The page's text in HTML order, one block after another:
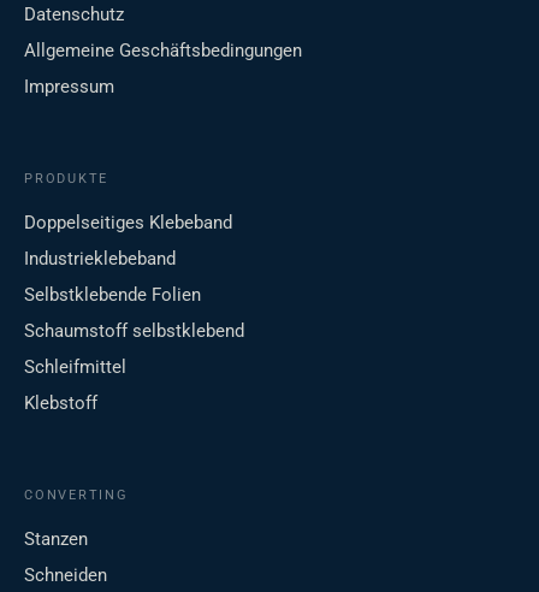
Datenschutz
Allgemeine Geschäftsbedingungen
Impressum
PRODUKTE
Doppelseitiges Klebeband
Industrieklebeband
Selbstklebende Folien
Schaumstoff selbstklebend
Schleifmittel
Klebstoff
CONVERTING
Stanzen
Schneiden